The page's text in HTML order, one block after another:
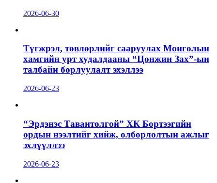
2026-06-30
Түгжрэл, төвлөрлийг сааруулах Монголын
хамгийн урт худалдааны “Цонжин Зах”-ын
талбайн борлуулалт эхэллээ
2026-06-23
“Эрдэнэс Тавантолгой” ХК Бортээгийн
ордын нээлтийг хийж, олборлолтын ажлыг
эхлүүллээ
2026-06-23